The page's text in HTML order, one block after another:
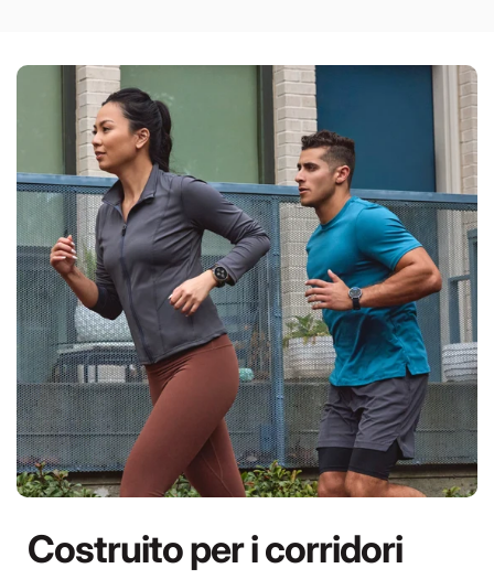
Costruito per i corridori